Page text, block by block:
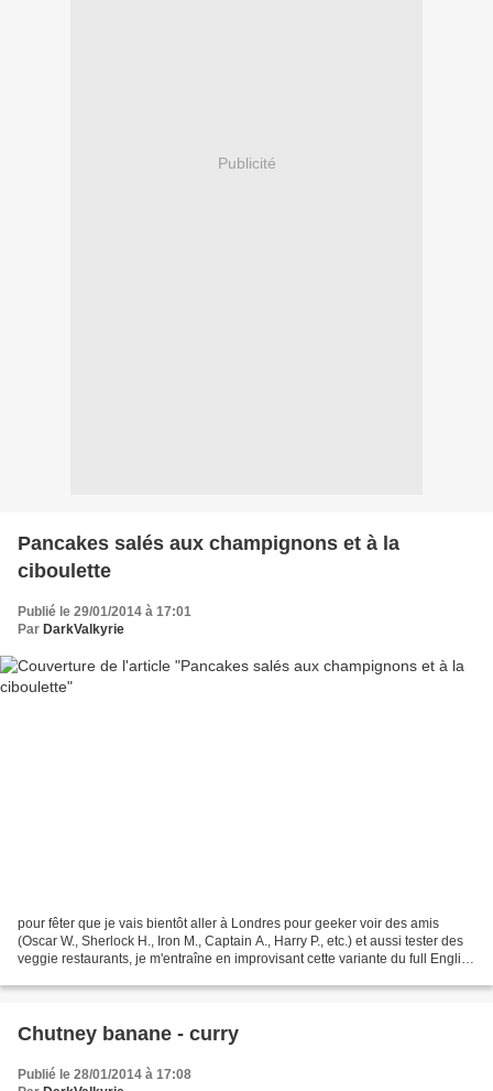
Publicité
Pancakes salés aux champignons et à la
ciboulette
Publié le 29/01/2014 à 17:01
Par DarkValkyrie
pour fêter que je vais bientôt aller à Londres pour geeker voir des amis
(Oscar W., Sherlock H., Iron M., Captain A., Harry P., etc.) et aussi tester des
veggie restaurants, je m'entraîne en improvisant cette variante du full English
Chutney banane - curry
Publié le 28/01/2014 à 17:08